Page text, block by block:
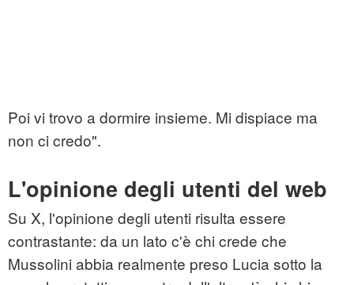
Poi vi trovo a dormire insieme. Mi dispiace ma
non ci credo".
L'opinione degli utenti del web
Su X, l'opinione degli utenti risulta essere
contrastante: da un lato c'è chi crede che
Mussolini abbia realmente preso Lucia sotto la